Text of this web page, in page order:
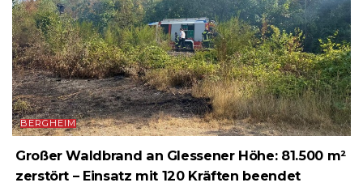
BERGHEIM
Großer Waldbrand an Glessener Höhe: 81.500 m²
zerstört – Einsatz mit 120 Kräften beendet